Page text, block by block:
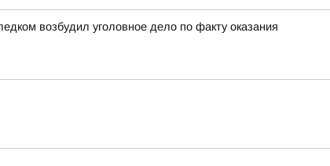
возбудил уголовное дело по факту оказания